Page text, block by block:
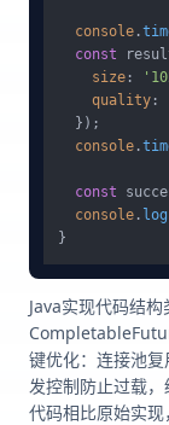
console .
const
size :
quality :
  });
console .
const
console . log
Java实现代码结
键优化：连接池
发控制防止过载
代码相比原始实现